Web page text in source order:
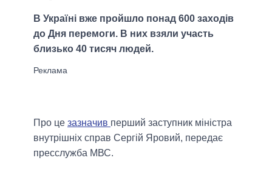
В Україні вже пройшло понад 600 заходів
до Дня перемоги. В них взяли участь
близько 40 тисяч людей.
Про це зазначив перший заступник міністра
внутрішніх справ Сергій Яровий, передає
пресслужба МВС.